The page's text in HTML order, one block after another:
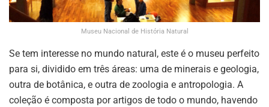
Museu Nacional de História Natural
Se tem interesse no mundo natural, este é o museu perfeito
para si, dividido em três áreas: uma de minerais e geologia,
outra de botânica, e outra de zoologia e antropologia. A
coleção é composta por artigos de todo o mundo, havendo